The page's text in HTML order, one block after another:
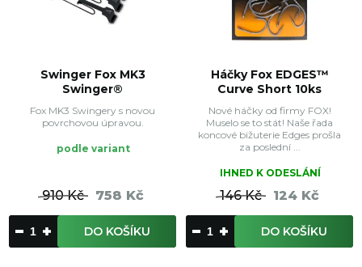
Swinger Fox MK3
Swinger®
Fox MK3 Swingery s novou
povrchovou úpravou.
podle variant
910 Kč 758 Kč
DO KOŠÍKU
Háčky Fox EDGES™
Curve Short 10ks
Nové háčky od firmy FOX!
Muselo se to stát! Naše řada
koncové bižuterie Edges prošla
za poslední ...
IHNED K ODESLÁNÍ
146 Kč 124 Kč
DO KOŠÍKU